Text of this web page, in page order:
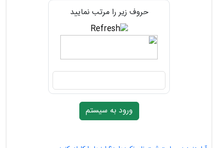
حروف زیر را مرتب نمایید